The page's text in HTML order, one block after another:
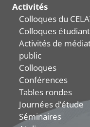
Activités
Colloques du
Colloques
Activités de
public
Colloques
Conférences
Tables rondes
Journées d’étude
Séminaires